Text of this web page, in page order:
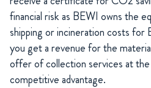
financial risk as BEWI owns the
shipping or incineration costs for
you get a revenue for the
offer of collection services at
competitive advantage.